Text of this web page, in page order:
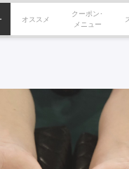
オススメ
クーポン･
メニュー